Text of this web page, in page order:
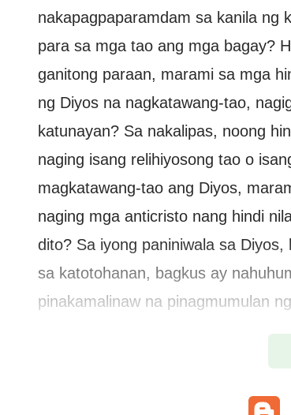
nakapagpaparamdam sa kanila ng
para sa mga tao ang mga bagay?
ganitong paraan, marami sa mga
ng Diyos na nagkatawang-tao,
katunayan? Sa nakalipas, noong
naging isang relihiyosong tao o
magkatawang-tao ang Diyos,
naging mga anticristo nang hindi
dito? Sa iyong paniniwala sa
sa katotohanan, bagkus ay
pinakamalinaw na pinagmumulan
Ang Diyos na nagkatawang-tao ay
hindi naniniwala sa Diyos na